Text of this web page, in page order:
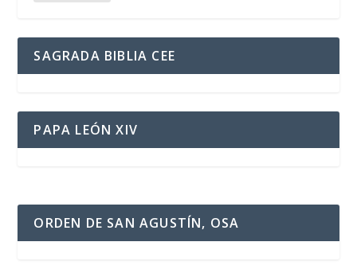
SAGRADA BIBLIA CEE
PAPA LEÓN XIV
ORDEN DE SAN AGUSTÍN, OSA